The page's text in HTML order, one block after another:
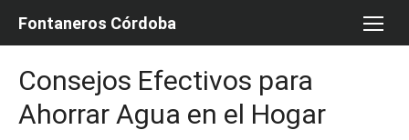
Fontaneros Córdoba
Consejos Efectivos para
Ahorrar Agua en el Hogar